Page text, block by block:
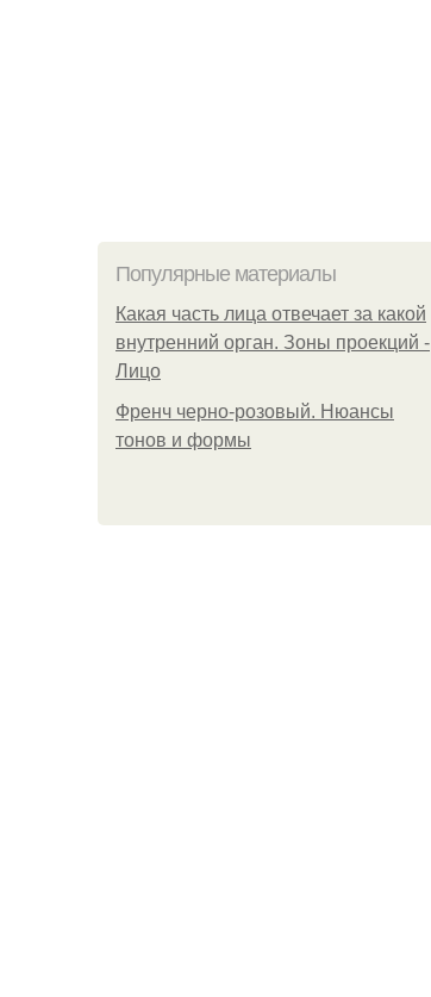
Популярные материалы
Какая часть лица отвечает за какой
внутренний орган. Зоны проекций -
Лицо
Френч черно-розовый. Нюансы
тонов и формы